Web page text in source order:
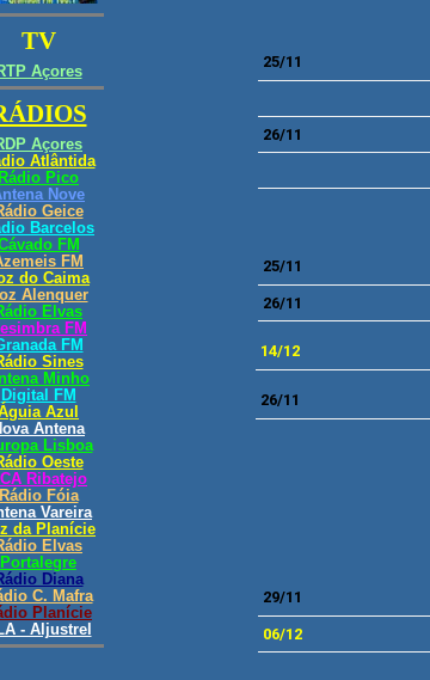
25/11
26/11
25/11
26/11
14/12
26/11
29/11
06/12